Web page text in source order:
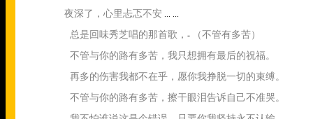
夜深了，心里忐忑不安 ... ...
总是回味秀芝唱的那首歌， -
（不管有多苦）
不管与你的路有多苦，我只想拥有最后的祝福。
再多的伤害我都不在乎，愿你我挣脱一切的束缚。
不管与你的路有多苦，擦干眼泪告诉自己不准哭。